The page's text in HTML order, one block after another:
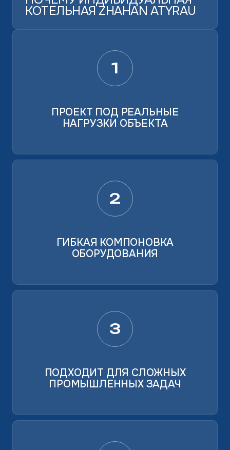
КОТЕЛЬНАЯ ZHAHAN ATYRAU
1
ПРОЕКТ ПОД РЕАЛЬНЫЕ
НАГРУЗКИ ОБЪЕКТА
2
ГИБКАЯ КОМПОНОВКА
ОБОРУДОВАНИЯ
3
ПОДХОДИТ ДЛЯ СЛОЖНЫХ
ПРОМЫШЛЕННЫХ ЗАДАЧ